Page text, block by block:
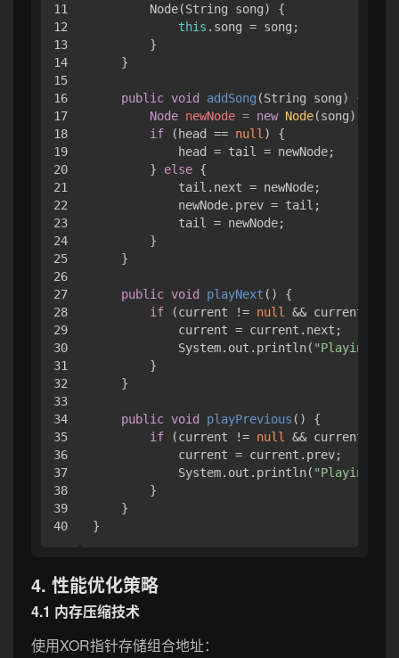
11
12
13
14
15
16
17
18
19
20
21
22
23
24
25
26
27
28
29
30
31
32
33
34
35
36
37
38
39
        Node(String song) {
this .song = song;
        }
    }
public void addSong (String song)
{
Node newNode = new Node(song);
if (head == null) {
            head = tail = newNode;
        }
else {
            tail.next = newNode;
            newNode.prev = tail;
            tail = newNode;
        }
    }
public void playNext ()
{
if (current != null &&
            current = current.next;
            System.out.println(
"Playing: "
        }
    }
public void playPrevious ()
{
if (current != null &&
            current = current.prev;
            System.out.println(
"Playing: "
        }
    }
4. 性能优化策略
4.1 内存压缩技术
使用XOR指针存储组合地址：